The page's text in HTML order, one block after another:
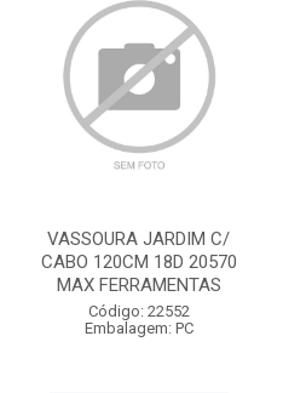
VASSOURA JARDIM C/
CABO 120CM 18D 20570
MAX FERRAMENTAS
Código: 22552
Embalagem: PC